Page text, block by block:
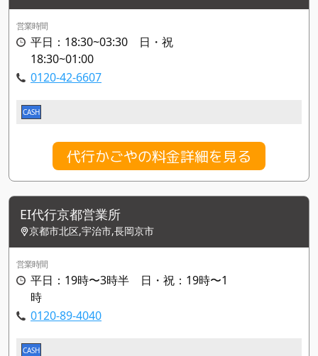
営業時間
平日：18:30~03:30 日・祝
18:30~01:00
0120-42-6607
CASH
代行かごやの料金詳細を見る
EI代行京都営業所
京都市北区,宇治市,長岡京市
営業時間
平日：19時〜3時半 日・祝：19時〜1
時
0120-89-4040
CASH